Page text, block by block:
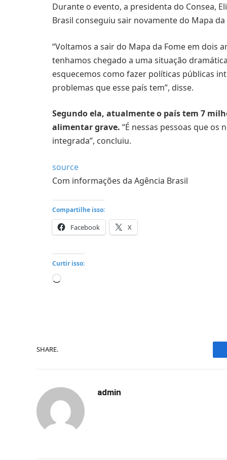
Durante o evento, a presidenta do Consea,
Brasil conseguiu sair novamente do Mapa
“Voltamos a sair do Mapa da Fome em dois
tenhamos chegado a uma situação
esquecemos como fazer políticas públicas
problemas que esse país tem”, disse.
Segundo ela, atualmente o país tem 7
alimentar grave. “É nessas pessoas que
integrada”, concluiu.
source
Com informações da Agência Brasil
Compartilhe isso:
Facebook X
Curtir isso:
Carregando...
SHARE.
admin